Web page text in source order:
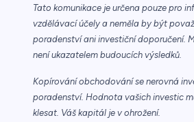
Tato komunikace je určena pouze pro
vzdělávací účely a neměla by být
poradenství ani investiční doporučení.
není ukazatelem budoucích výsledků.
Kopírování obchodování se nerovná
poradenství. Hodnota vašich investic
klesat. Váš kapitál je v ohrožení.